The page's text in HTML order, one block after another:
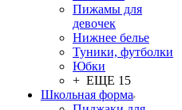
Пижамы для
девочек
Нижнее белье
Туники, футболки
Юбки
+ ЕЩЕ 15
Школьная форма